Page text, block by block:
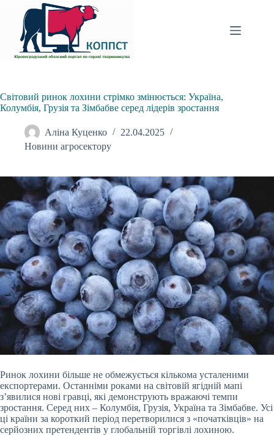
вмісту
Світовий ринок лохини стрімко змінюється: Україна,
Колумбія, Грузія та Зімбабве серед лідерів зростання
Аліна Куценко
22.04.2025
Новини агросектору
Ринок лохини більше не обмежується кількома усталеними
експортерами. Останніми роками на світовій ягідній мапі
з’явилися нові гравці, які демонструють вражаючі темпи
зростання. Серед них – Колумбія, Грузія, Україна та Зімбабве. Усі
ці країни за короткий період перетворилися з «початківців» на
серйозних претендентів у глобальній торгівлі лохиною.